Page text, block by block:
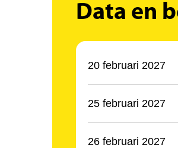
Data en
20 februari 2027
25 februari 2027
26 februari 2027